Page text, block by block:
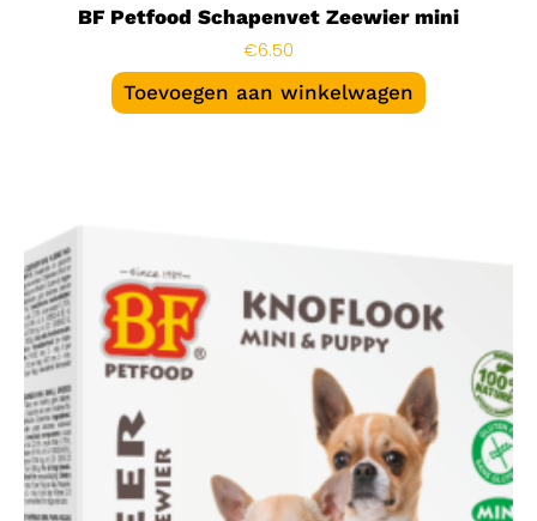
BF Petfood Schapenvet Zeewier mini
€6.50
Toevoegen aan winkelwagen